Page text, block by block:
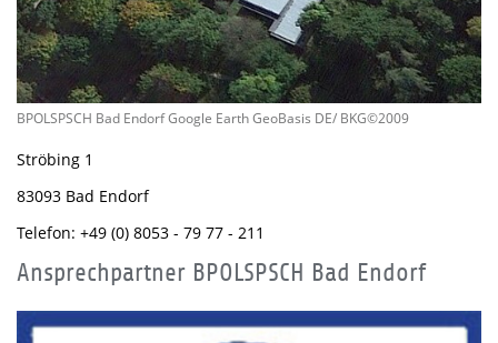
BPOLSPSCH Bad Endorf Google Earth GeoBasis DE/ BKG©2009
Ströbing 1
83093 Bad Endorf
Telefon: +49 (0) 8053 - 79 77 - 211
Ansprechpartner BPOLSPSCH Bad Endorf